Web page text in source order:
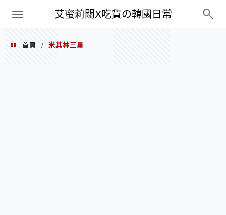
艾蜜莉關X吃貨の韓國日常
PXN
首頁 / 米其林三星